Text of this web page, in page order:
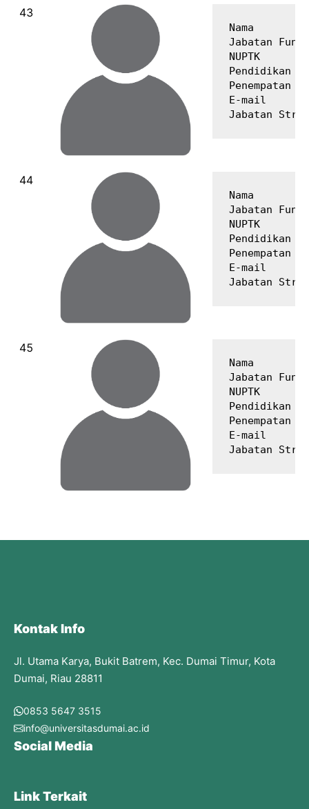
Nama
Jabatan
NUPTK
Pendidikan
E-mail
Nama
Jabatan
NUPTK
Pendidikan
E-mail
Nama
Jabatan
NUPTK
Pendidikan
E-mail
Kontak Info
Jl. Utama Karya, Bukit Batrem, Kec. Dumai Timur, Kota
Dumai, Riau 28811
0853 5647 3515
info@universitasdumai.ac.id
Social Media
Link Terkait